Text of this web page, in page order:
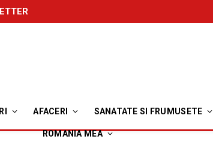
AFACERI SANATATE SI FRUMUSETE
ROMANIA MEA